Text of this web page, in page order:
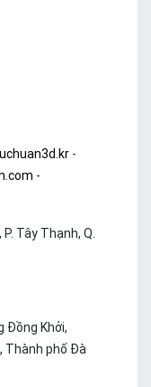
-
-
Tây Thạnh, Q.
Đồng Khởi,
Thành phố Đà